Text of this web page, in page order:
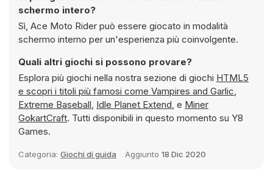
schermo intero?
Sì, Ace Moto Rider può essere giocato in modalità
schermo interno per un'esperienza più coinvolgente.
Quali altri giochi si possono provare?
Esplora più giochi nella nostra sezione di giochi HTML5
e scopri i titoli più famosi come Vampires and Garlic,
Extreme Baseball, Idle Planet Extend, e Miner
GokartCraft. Tutti disponibili in questo momento su Y8
Games.
Categoria: Giochi di guida Aggiunto 18 Dic 2020